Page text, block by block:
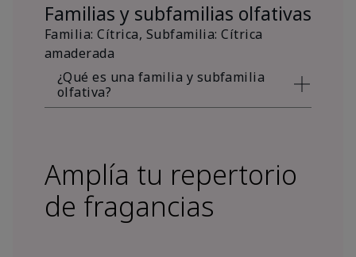
Familias y subfamilias olfativas
Familia: Cítrica, Subfamilia: Cítrica
amaderada
¿Qué es una familia y subfamilia
olfativa?
Amplía tu repertorio
de fragancias